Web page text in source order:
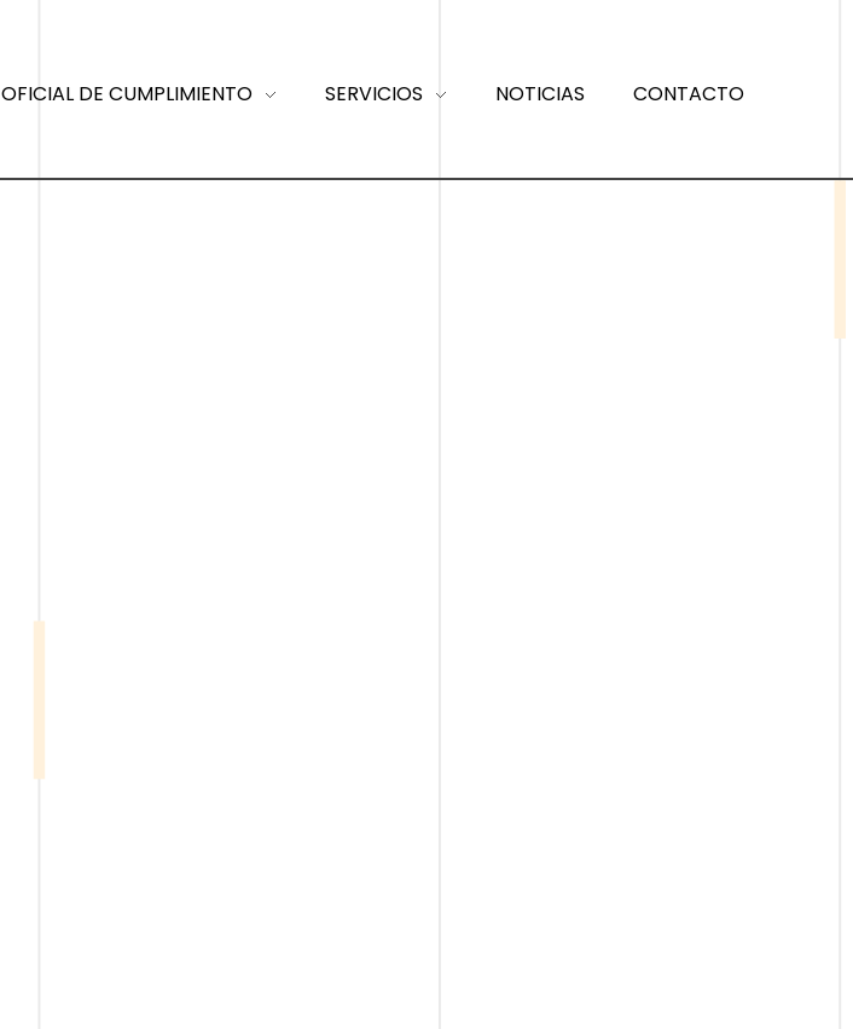
OFICIAL DE CUMPLIMIENTO SERVICIOS NOTICIAS CONTACTO